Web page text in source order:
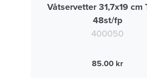
Våtservetter 31,7x19 cm
48st/fp
400050
85.00